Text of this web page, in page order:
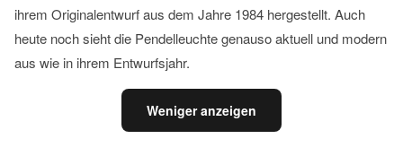
ihrem Originalentwurf aus dem Jahre 1984 hergestellt. Auch
heute noch sieht die Pendelleuchte genauso aktuell und modern
aus wie in ihrem Entwurfsjahr.
Weniger anzeigen